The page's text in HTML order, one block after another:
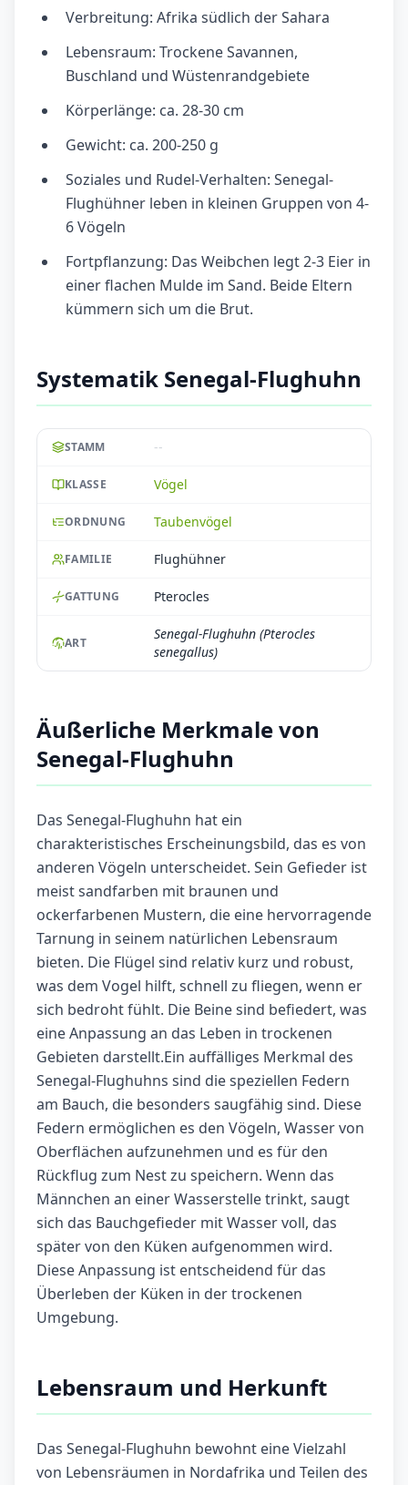
Verbreitung: Afrika südlich der Sahara
Lebensraum: Trockene Savannen,
Buschland und Wüstenrandgebiete
Körperlänge: ca. 28-30 cm
Gewicht: ca. 200-250 g
Soziales und Rudel-Verhalten: Senegal-
Flughühner leben in kleinen Gruppen von 4-
6 Vögeln
Fortpflanzung: Das Weibchen legt 2-3 Eier in
einer flachen Mulde im Sand. Beide Eltern
kümmern sich um die Brut.
Systematik Senegal-Flughuhn
STAMM --
KLASSE Vögel
ORDNUNG Taubenvögel
FAMILIE Flughühner
GATTUNG Pterocles
ART
Senegal-Flughuhn (Pterocles
senegallus)
Äußerliche Merkmale von
Senegal-Flughuhn
Das Senegal-Flughuhn hat ein
charakteristisches Erscheinungsbild, das es von
anderen Vögeln unterscheidet. Sein Gefieder ist
meist sandfarben mit braunen und
ockerfarbenen Mustern, die eine hervorragende
Tarnung in seinem natürlichen Lebensraum
bieten. Die Flügel sind relativ kurz und robust,
was dem Vogel hilft, schnell zu fliegen, wenn er
sich bedroht fühlt. Die Beine sind befiedert, was
eine Anpassung an das Leben in trockenen
Gebieten darstellt.Ein auffälliges Merkmal des
Senegal-Flughuhns sind die speziellen Federn
am Bauch, die besonders saugfähig sind. Diese
Federn ermöglichen es den Vögeln, Wasser von
Oberflächen aufzunehmen und es für den
Rückflug zum Nest zu speichern. Wenn das
Männchen an einer Wasserstelle trinkt, saugt
sich das Bauchgefieder mit Wasser voll, das
später von den Küken aufgenommen wird.
Diese Anpassung ist entscheidend für das
Überleben der Küken in der trockenen
Umgebung.
Lebensraum und Herkunft
Das Senegal-Flughuhn bewohnt eine Vielzahl
von Lebensräumen in Nordafrika und Teilen des